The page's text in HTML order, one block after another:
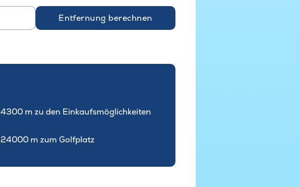
Entfernung berechnen
4300 m zu den Einkaufsmöglichkeiten
24000 m zum Golfplatz